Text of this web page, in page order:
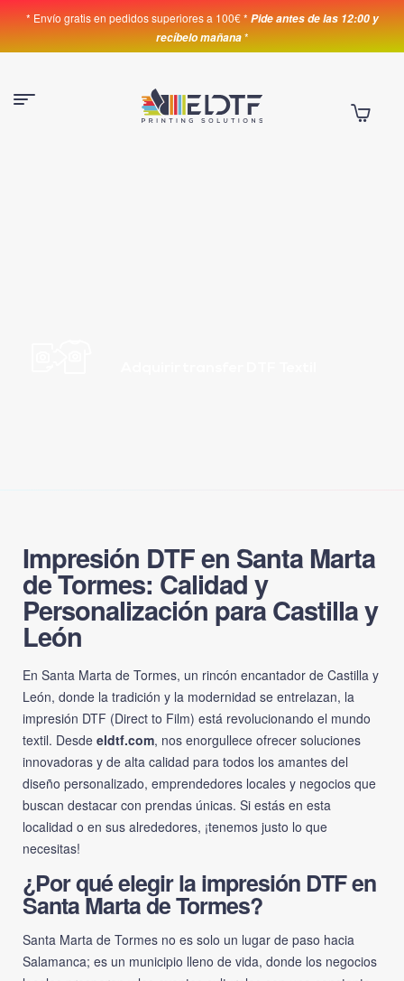
* Envío gratis en pedidos superiores a 100€ * Pide antes de las 12:00 y
recíbelo mañana*
Impresión DTF en Santa Marta
de Tormes: Calidad y
Personalización para Castilla y
León
En Santa Marta de Tormes, un rincón encantador de Castilla y
León, donde la tradición y la modernidad se entrelazan, la
impresión DTF (Direct to Film) está revolucionando el mundo
textil. Desde eldtf.com, nos enorgullece ofrecer soluciones
innovadoras y de alta calidad para todos los amantes del
diseño personalizado, emprendedores locales y negocios que
buscan destacar con prendas únicas. Si estás en esta
localidad o en sus alrededores, ¡tenemos justo lo que
necesitas!
¿Por qué elegir la impresión DTF en
Santa Marta de Tormes?
Santa Marta de Tormes no es solo un lugar de paso hacia
Salamanca; es un municipio lleno de vida, donde los negocios